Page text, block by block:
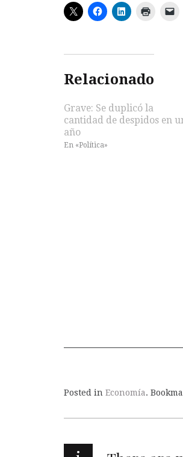
Relacionado
Grave: Se duplicó la
cantidad de despidos en
año
En «Política»
Posted in Economía.